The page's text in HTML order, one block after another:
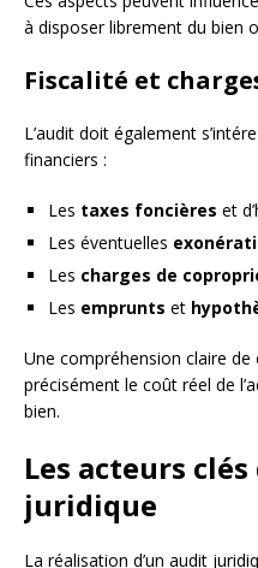
à disposer librement du bien
Fiscalité et
L’audit doit également
financiers :
Les taxes foncières et
Les éventuelles
Les charges de
Les emprunts et
Une compréhension claire de
précisément le coût réel de
bien.
Les acteurs clés
juridique
La réalisation d’un audit